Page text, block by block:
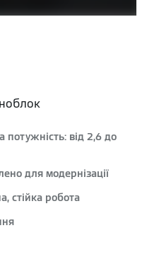
потужність: від 2,6 до
для модернізації
стійка робота